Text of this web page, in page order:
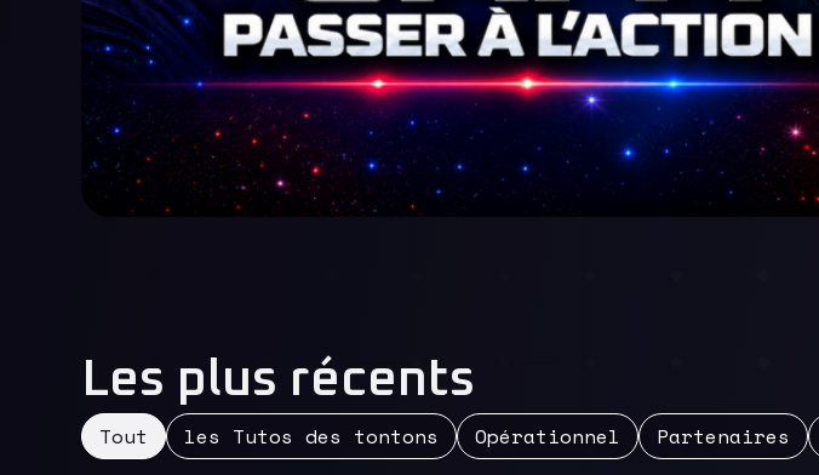
Les plus récents
les Tutos des tontons Opérationnel Partenaires
Tout